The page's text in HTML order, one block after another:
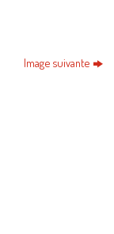
Image suivante